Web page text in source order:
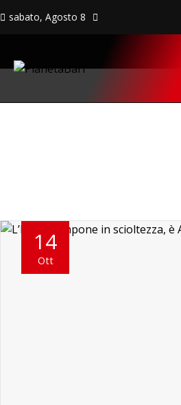
sabato, Agosto 8
14
Ott